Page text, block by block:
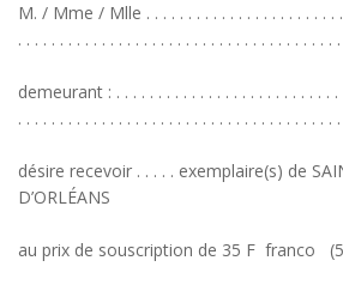
M. / Mme / Mlle . . . . . . . . . . . . . . . . . . . . . . .
. . . . . . . . . . . . . . . . . . . . . . . . . . . . . . . . . . . . . .
demeurant : . . . . . . . . . . . . . . . . . . . . . . . . . . .
. . . . . . . . . . . . . . . . . . . . . . . . . . . . . . . . . . . . . .
désire recevoir . . . . . exemplaire(s) de
D’ORLÉANS
au prix de souscription de 35 F franco